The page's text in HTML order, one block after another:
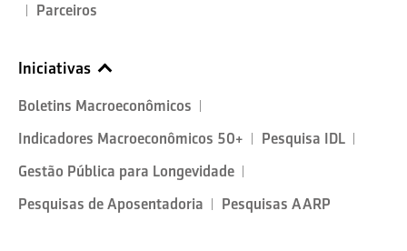
Parceiros
Iniciativas
Boletins Macroeconômicos
Indicadores Macroeconômicos 50+
Pesquisa IDL
Gestão Pública para Longevidade
Pesquisas de Aposentadoria
Pesquisas AARP